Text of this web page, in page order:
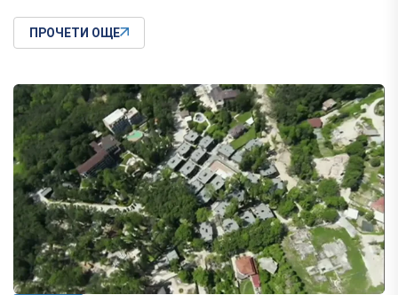
ПРОЧЕТИ ОЩЕ